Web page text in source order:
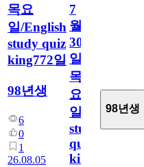
목요
일/English
study quiz
king772일
98년생
6
0
1
26.08.05
7
월
30
일
목
요
일/English
study
quiz
king772
98년생